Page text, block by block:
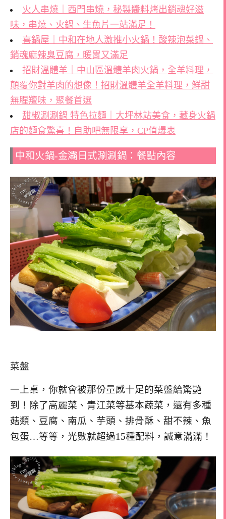
火人串燒｜西門串燒，秘製醬料烤出銷魂好滋
味，串燒、火鍋、生魚片一站滿足！
喜鍋屋｜中和在地人激推小火鍋！酸辣泡菜鍋、
銷魂麻辣臭豆腐，暖胃又滿足
招財溫體羊｜中山區溫體羊肉火鍋，全羊料理，
顛覆你對羊肉的想像！招財溫體羊全羊料理，鮮甜
無腥羶味，聚餐首選
甜椒涮涮鍋 特色拉麵｜大坪林站美食，藏身火鍋
店的麵食驚喜！自助吧無限享，CP值爆表
中和火鍋-金灞日式涮涮鍋：餐點內容
菜盤
一上桌，你就會被那份量感十足的菜盤給驚艷
到！除了高麗菜、青江菜等基本蔬菜，還有多種
菇類、豆腐、南瓜、芋頭、排骨酥、甜不辣、魚
包蛋…等等，光數就超過15種配料，誠意滿滿！